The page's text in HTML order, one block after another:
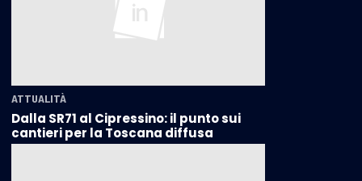
ATTUALITÀ
Dalla SR71 al Cipressino: il punto sui
cantieri per la Toscana diffusa